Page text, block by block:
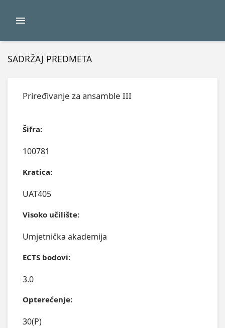
SADRŽAJ PREDMETA
Priređivanje za ansamble III
Šifra:
100781
Kratica:
UAT405
Visoko učilište:
Umjetnička akademija
ECTS bodovi:
3.0
Opterećenje:
30(P)